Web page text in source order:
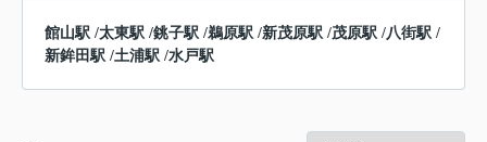
館山駅 /太東駅 /銚子駅 /鵜原駅 /新茂原駅 /茂原駅 /八街駅 /
新鉾田駅 /土浦駅 /水戸駅